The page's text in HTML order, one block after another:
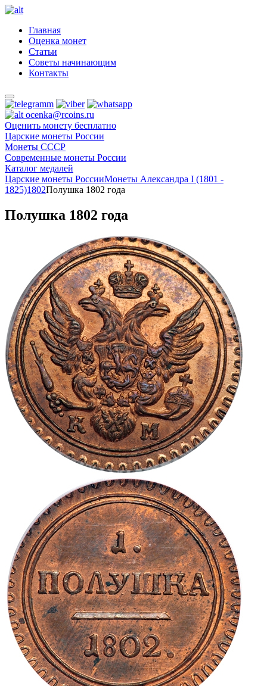
Главная
Оценка монет
Статьи
Советы начинающим
Контакты
ocenka@rcoins.ru
Оценить монету бесплатно
Царские монеты России
Монеты СССР
Современные монеты России
Каталог медалей
Царские монеты РоссииМонеты Александра I (1801 -
1825)1802Полушка 1802 года
Полушка 1802 года